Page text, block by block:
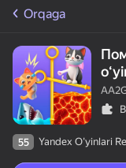
Orqaga
55 Yandex O'yinlari